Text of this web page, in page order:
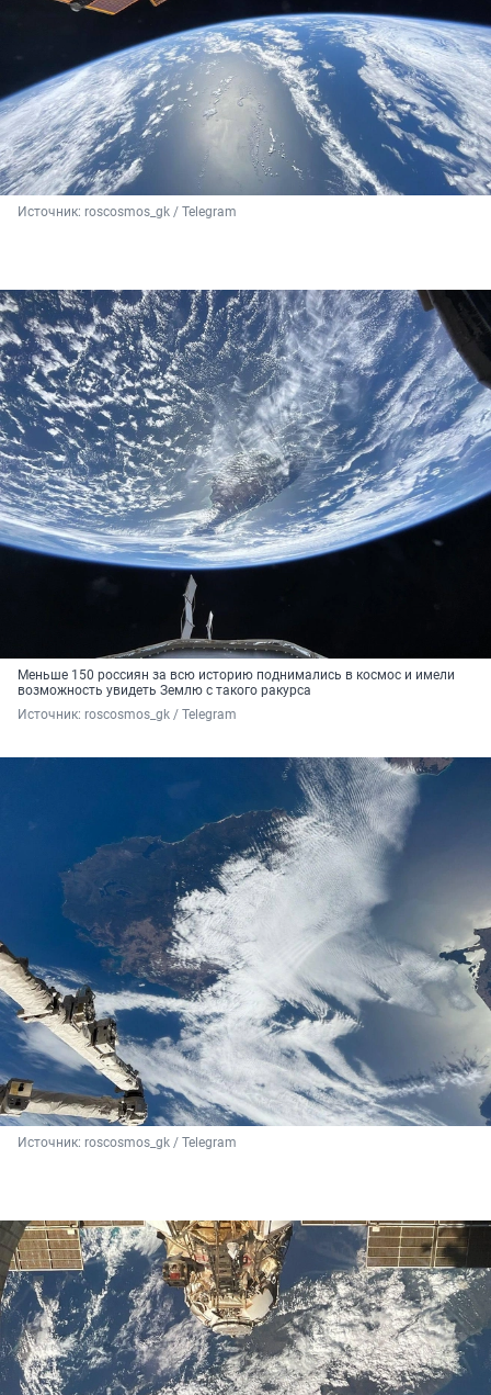
Источник: roscosmos_gk / Telegram
Меньше 150 россиян за всю историю поднимались в космос и имели
возможность увидеть Землю с такого ракурса
Источник: roscosmos_gk / Telegram
Источник: roscosmos_gk / Telegram